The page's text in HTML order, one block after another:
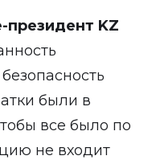
президент KZ
были в
все было по
не входит